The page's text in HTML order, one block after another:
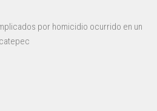
por homicidio ocurrido en un